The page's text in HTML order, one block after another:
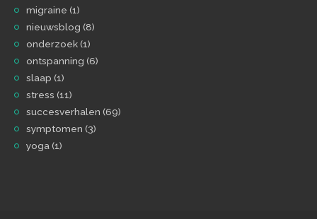
migraine (1)
nieuwsblog (8)
onderzoek(1)
ontspanning (6)
slaap (1)
stress (11)
succesverhalen (69)
symptomen (3)
yoga(1)